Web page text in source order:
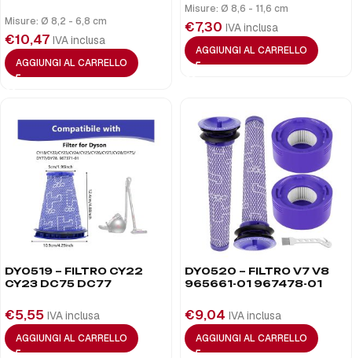
Misure: Ø 8,2 - 6,8 cm
€10,47 IVA inclusa
AGGIUNGI AL CARRELLO
Misure: Ø 8,6 - 11,6 cm
€7,30 IVA inclusa
AGGIUNGI AL CARRELLO
DY0519 – FILTRO CY22
CY23 DC75 DC77
€5,55 IVA inclusa
AGGIUNGI AL CARRELLO
DY0520 – FILTRO V7 V8
965661-01 967478-01
€9,04 IVA inclusa
AGGIUNGI AL CARRELLO